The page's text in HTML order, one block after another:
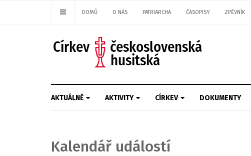
DOMŮ O NÁS PATRIARCHA ČASOPISY ZPĚVNÍK
AKTUÁLNĚ AKTIVITY CÍRKEV DOKUMENTY
Kalendář událostí